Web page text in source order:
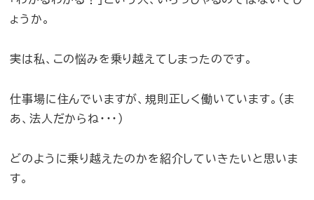
ょうか。
実は私、この悩みを乗り越えてしまったのです。
仕事場に住んでいますが、規則正しく働いています。（ま
あ、法人だからね・・・）
どのように乗り越えたのかを紹介していきたいと思いま
す。